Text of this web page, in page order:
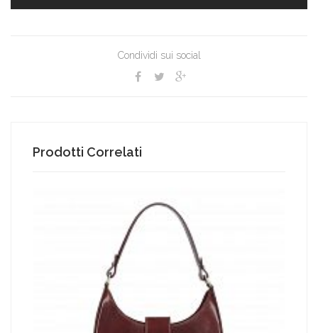
Condividi sui social
Prodotti Correlati